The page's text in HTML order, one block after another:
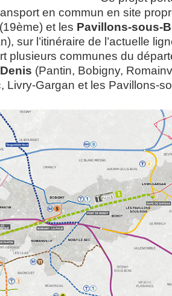
en commun en site
(19ème) et les Pavillons-sous-
sur l’itinéraire de l’actuelle
plusieurs communes du
(Pantin, Bobigny,
Livry-Gargan et les Pavillons-